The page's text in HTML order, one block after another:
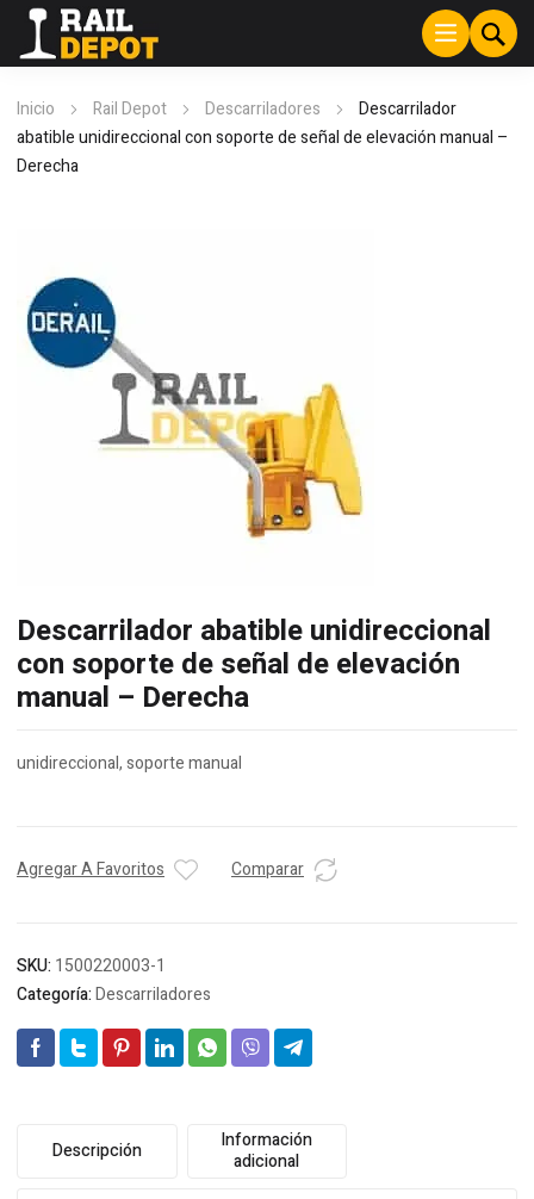
Inicio Rail Depot Descarriladores
Descarrilador
abatible unidireccional con soporte de señal de elevación manual –
Derecha
Descarrilador abatible unidireccional
con soporte de señal de elevación
manual – Derecha
unidireccional, soporte manual
Agregar A Favoritos Comparar
SKU: 1500220003-1
Categoría:Descarriladores
Descripción
Información
adicional